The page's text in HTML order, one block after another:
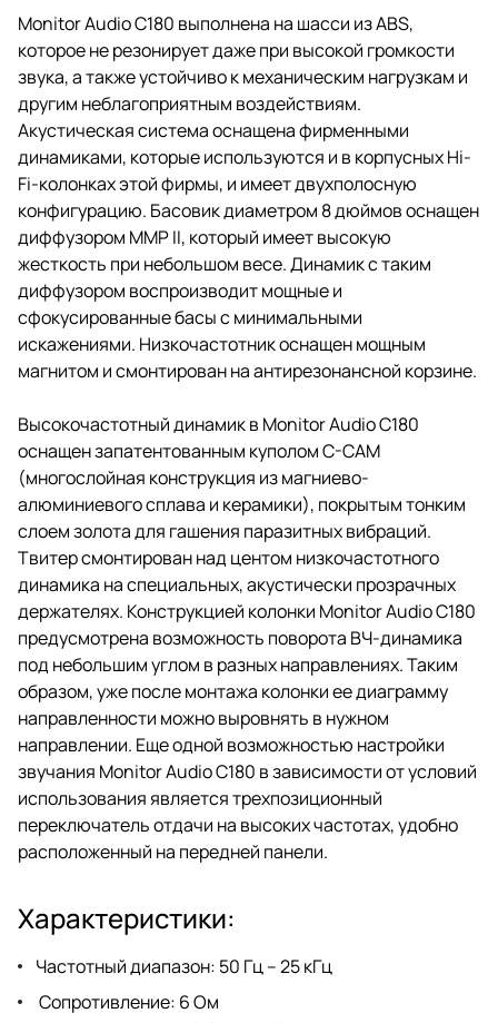
кинотеатров. Данная модель
штатно комплектуется круглой
защитной сеткой, узкая рамка
которой делает Monitor Audio
C180 практически невидимой в
интерьере. В качестве опции
колонку можно оснастить и
квадратной сеткой. В этом
случае она будет лучше
смотреться рядом с
вентиляционными решетками
или другими инженерными
системами.
Monitor Audio C180 выполнена на шасси из ABS,
которое не резонирует даже при высокой громкости
звука, а также устойчиво к механическим нагрузкам и
другим неблагоприятным воздействиям.
Акустическая система оснащена фирменными
динамиками, которые используются и в корпусных Hi-
Fi-колонках этой фирмы, и имеет двухполосную
конфигурацию. Басовик диаметром 8 дюймов оснащен
диффузором MMP II, который имеет высокую
жесткость при небольшом весе. Динамик с таким
диффузором воспроизводит мощные и
сфокусированные басы с минимальными
искажениями. Низкочастотник оснащен мощным
магнитом и смонтирован на антирезонансной корзине.
Высокочастотный динамик в Monitor Audio C180
оснащен запатентованным куполом C-CAM
(многослойная конструкция из магниево-
алюминиевого сплава и керамики), покрытым тонким
слоем золота для гашения паразитных вибраций.
Твитер смонтирован над центом низкочастотного
динамика на специальных, акустически прозрачных
держателях. Конструкцией колонки Monitor Audio C180
предусмотрена возможность поворота ВЧ-динамика
под небольшим углом в разных направлениях. Таким
образом, уже после монтажа колонки ее диаграмму
направленности можно выровнять в нужном
направлении. Еще одной возможностью настройки
звучания Monitor Audio C180 в зависимости от условий
использования является трехпозиционный
переключатель отдачи на высоких частотах, удобно
расположенный на передней панели.
Характеристики:
Частотный диапазон: 50 Гц – 25 кГц
Сопротивление: 6 Ом